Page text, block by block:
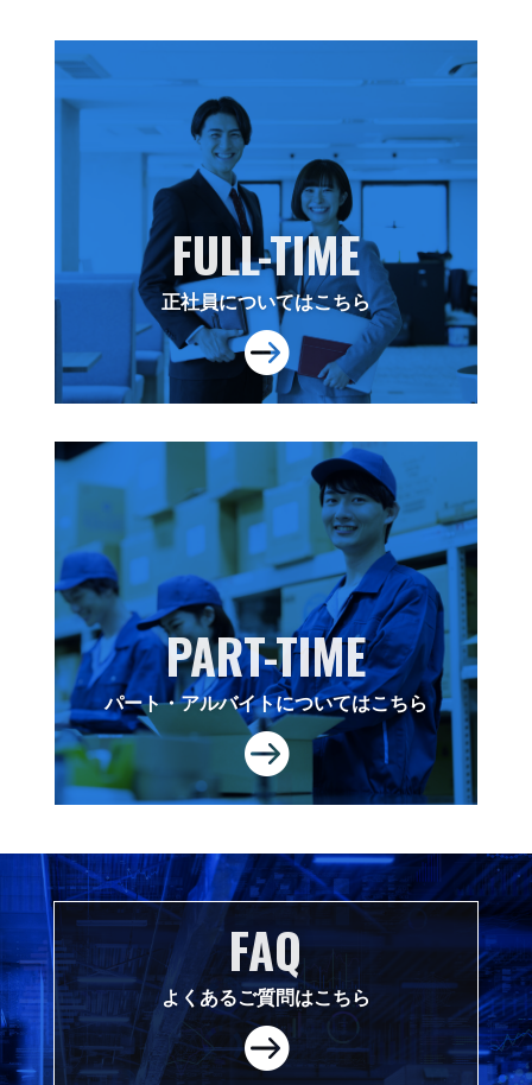
FULL-TIME
正社員についてはこちら

PART-TIME
パート・アルバイトについてはこちら

FAQ
よくあるご質問はこちら
